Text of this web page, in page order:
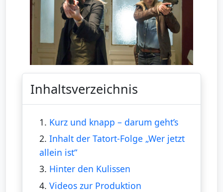
Inhaltsverzeichnis
1. Kurz und knapp – darum geht’s
2. Inhalt der Tatort-Folge „Wer jetzt
allein ist“
3. Hinter den Kulissen
4. Videos zur Produktion